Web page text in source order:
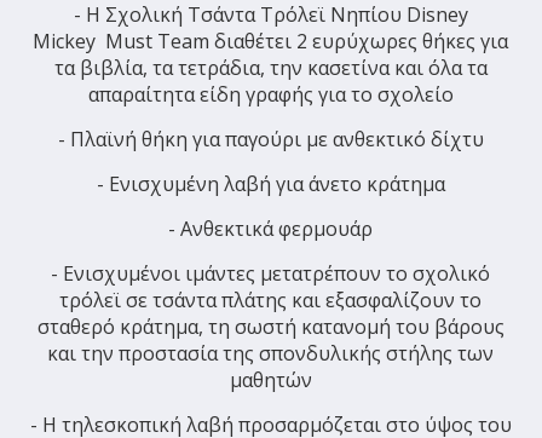
- H Σχολική Τσάντα Τρόλεϊ Νηπίου Disney
Mickey Must Team διαθέτει 2 ευρύχωρες θήκες για
τα βιβλία, τα τετράδια, την κασετίνα και όλα τα
απαραίτητα είδη γραφής για το σχολείο
- Πλαϊνή θήκη για παγούρι με ανθεκτικό δίχτυ
- Ενισχυμένη λαβή για άνετο κράτημα
- Ανθεκτικά φερμουάρ
- Ενισχυμένοι ιμάντες μετατρέπουν το σχολικό
τρόλεϊ σε τσάντα πλάτης και εξασφαλίζουν το
σταθερό κράτημα, τη σωστή κατανομή του βάρους
και την προστασία της σπονδυλικής στήλης των
μαθητών
- Η τηλεσκοπική λαβή προσαρμόζεται στο ύψος του